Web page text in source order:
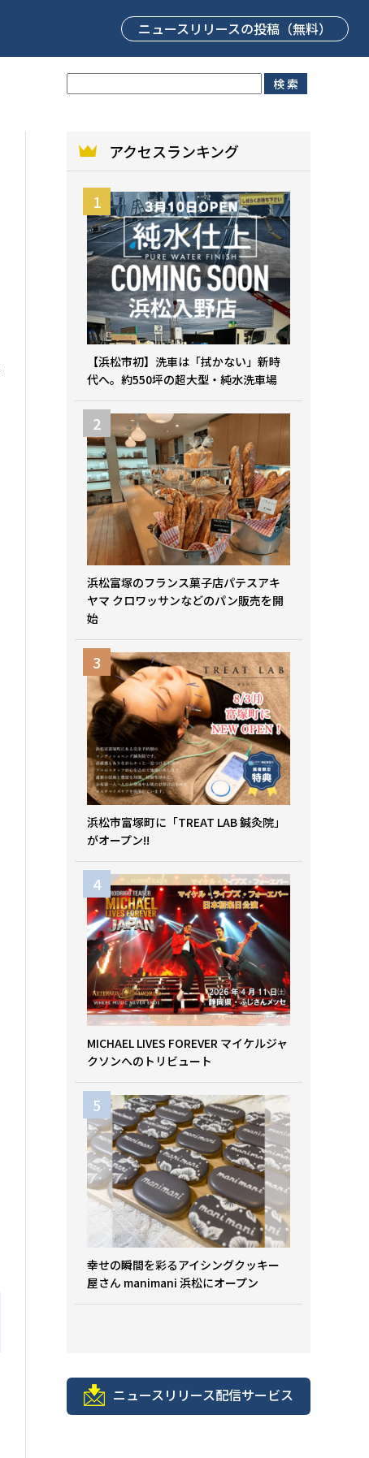
ニュースリリースの投稿（無料）
アクセスランキング
【浜松市初】洗車は「拭かない」新時
代へ。約550坪の超大型・純水洗車場
浜松富塚のフランス菓子店パテスアキ
ヤマ クロワッサンなどのパン販売を開
始
浜松市富塚町に「TREAT LAB 鍼灸院」
がオープン!!
MICHAEL LIVES FOREVER マイケルジャ
クソンへのトリビュート
幸せの瞬間を彩るアイシングクッキー
屋さん manimani 浜松にオープン
ニュースリリース配信サービス